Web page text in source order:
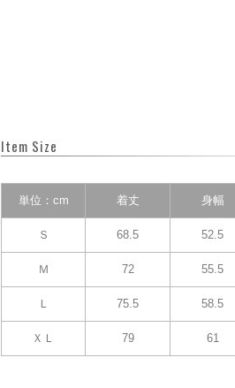
Item Size
単位：cm 着丈 身幅
Ｓ 68.5 52.5
Ｍ 72 55.5
Ｌ 75.5 58.5
ＸＬ 79 61